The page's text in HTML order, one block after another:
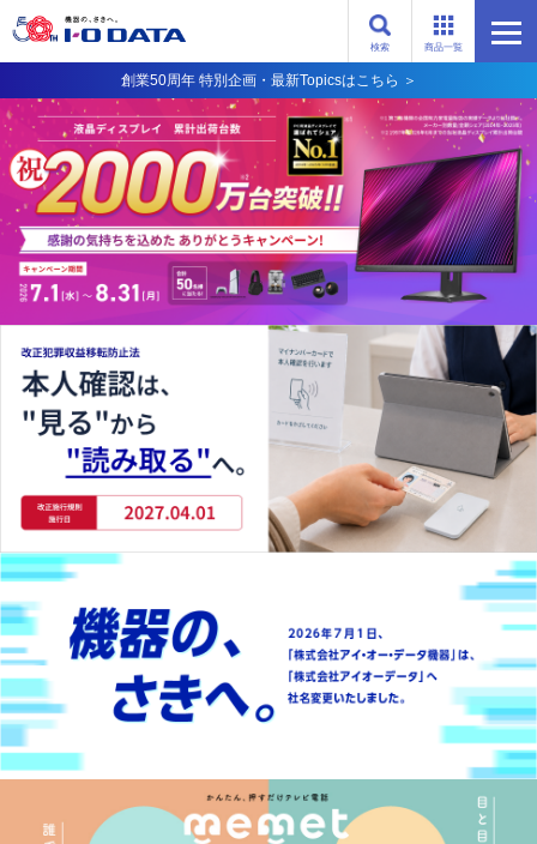
商品一覧
検索
創業50周年 特別企画・最新Topicsはこちら ＞